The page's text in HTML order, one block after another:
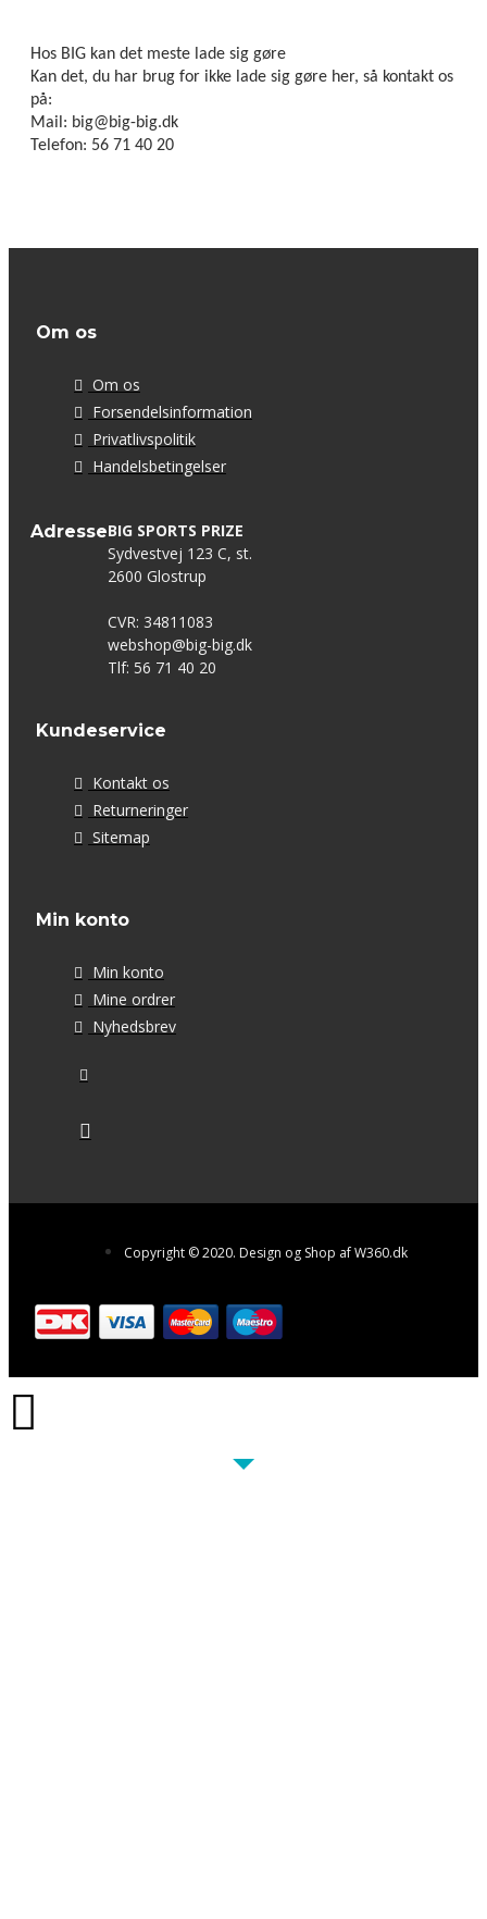
Hos BIG kan det meste lade sig gøre
Kan det, du har brug for ikke lade sig gøre her, så kontakt os
på:
Mail: big@big-big.dk
Telefon: 56 71 40 20
Om os
Om os
Forsendelsinformation
Privatlivspolitik
Handelsbetingelser
AdresseBIG SPORTS PRIZE
Sydvestvej 123 C, st.
2600 Glostrup
CVR: 34811083
webshop@big-big.dk
Tlf: 56 71 40 20
Kundeservice
Kontakt os
Returneringer
Sitemap
Min konto
Min konto
Mine ordrer
Nyhedsbrev
Copyright © 2020. Design og Shop af W360.dk